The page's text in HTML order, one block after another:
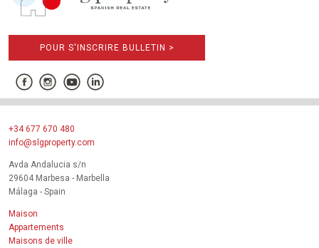
POUR S'INSCRIRE BULLETIN >
+34 677 670 480
info@slgproperty.com
Avda Andalucia s/n
29604 Marbesa - Marbella
Málaga - Spain
Maison
Appartements
Maisons de ville